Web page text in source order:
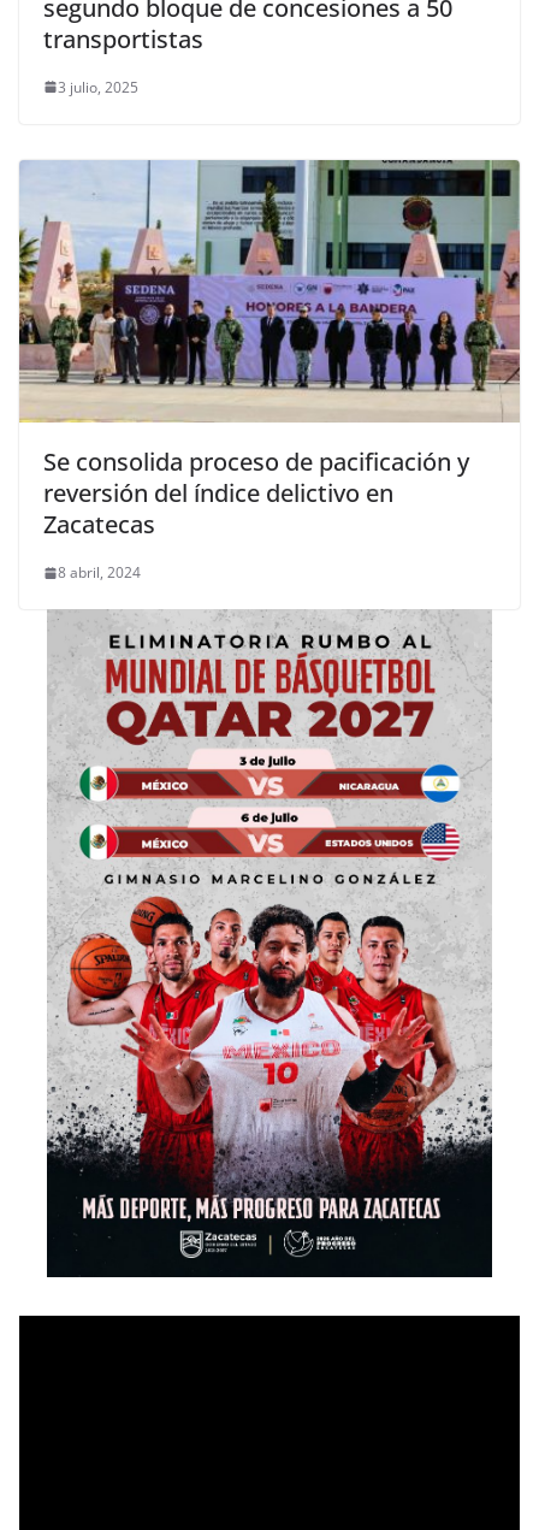
segundo bloque de concesiones a 50
transportistas
3 julio, 2025
Se consolida proceso de pacificación y
reversión del índice delictivo en
Zacatecas
8 abril, 2024